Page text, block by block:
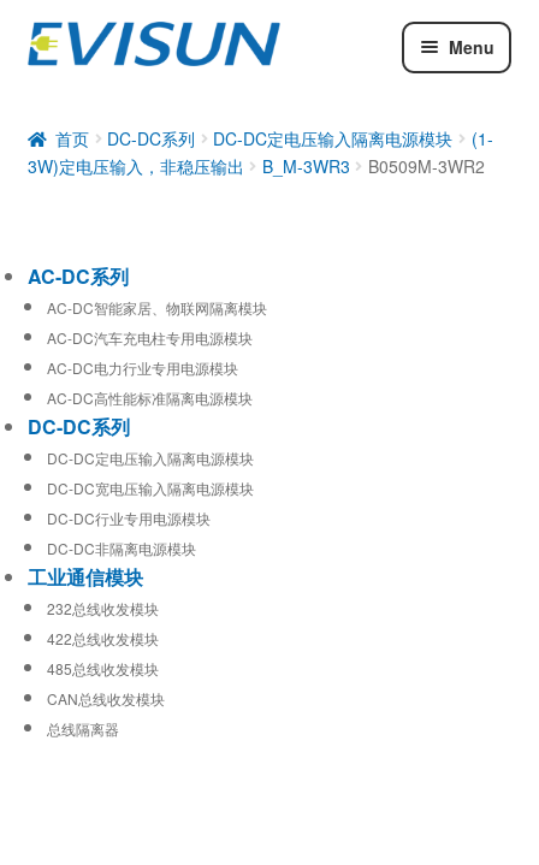
Menu
DC-DC系列
工业通信模块
首页 DC-DC系列 DC-DC定电压输入隔离电源模块
(1-
3W)定电压输入，非稳压输出
B_M-3WR3 B0509M-3WR2
AC-DC系列
AC-DC智能家居、物联网隔离模块
AC-DC汽车充电柱专用电源模块
AC-DC电力行业专用电源模块
AC-DC高性能标准隔离电源模块
DC-DC系列
DC-DC定电压输入隔离电源模块
DC-DC宽电压输入隔离电源模块
DC-DC行业专用电源模块
DC-DC非隔离电源模块
工业通信模块
232总线收发模块
422总线收发模块
485总线收发模块
CAN总线收发模块
总线隔离器